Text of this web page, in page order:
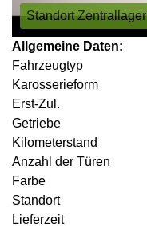
Standort Zentrallager
Allgemeine Daten:
Fahrzeugtyp
Karosserieform
Erst-Zul.
Getriebe
Kilometerstand
Anzahl der Türen
Farbe
Standort
Lieferzeit